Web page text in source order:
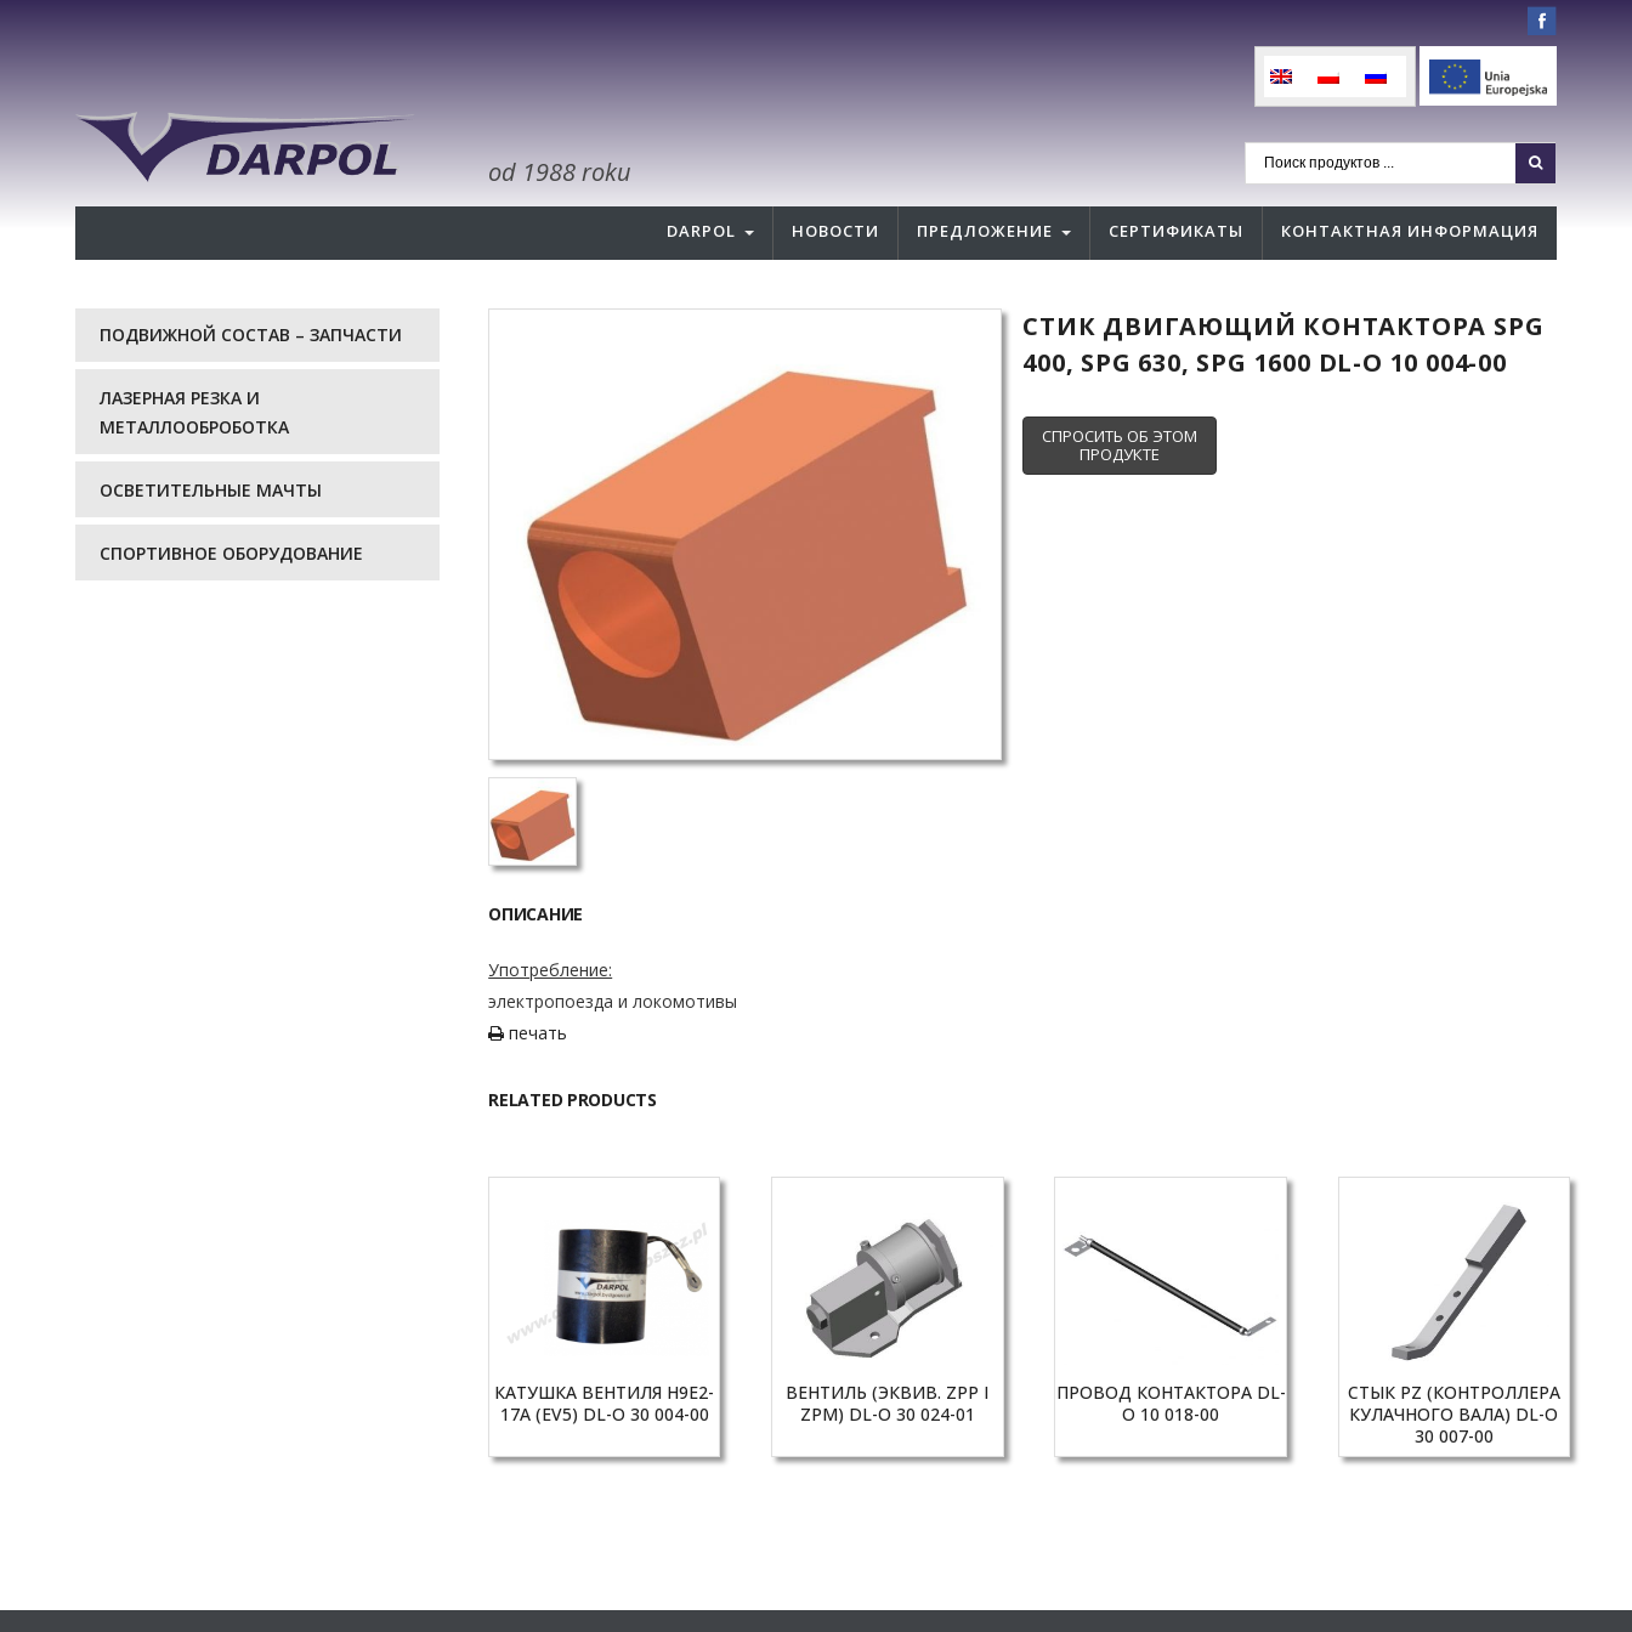
od 1988 roku
DARPOL НОВОСТИ ПРЕДЛОЖЕНИЕ СЕРТИФИКАТЫ КОНТАКТНАЯ ИНФОРМАЦИЯ
СТИК ДВИГАЮЩИЙ КОНТАКТОРА SPG
400, SPG 630, SPG 1600 DL-O 10 004-00
ОПИСАНИЕ
Употребление:
электропоезда и локомотивы
печать
RELATED PRODUCTS
КАТУШКА ВЕНТИЛЯ H9E2-
17A (EV5) DL-O 30 004-00
ВЕНТИЛЬ (ЭКВИВ. ZPP I
ZPM) DL-O 30 024-01
ПРОВОД КОНТАКТОРА DL-
O 10 018-00
СТЫК PZ (КОНТРОЛЛЕРА
КУЛАЧНОГО ВАЛА) DL-O
30 007-00
ПОДВИЖНОЙ СОСТАВ – ЗАПЧАСТИ
ЛАЗЕРНАЯ РЕЗКА И
МЕТАЛЛООБРОБОТКА
ОСВЕТИТЕЛЬНЫЕ МАЧТЫ
СПОРТИВНОЕ ОБОРУДОВАНИЕ